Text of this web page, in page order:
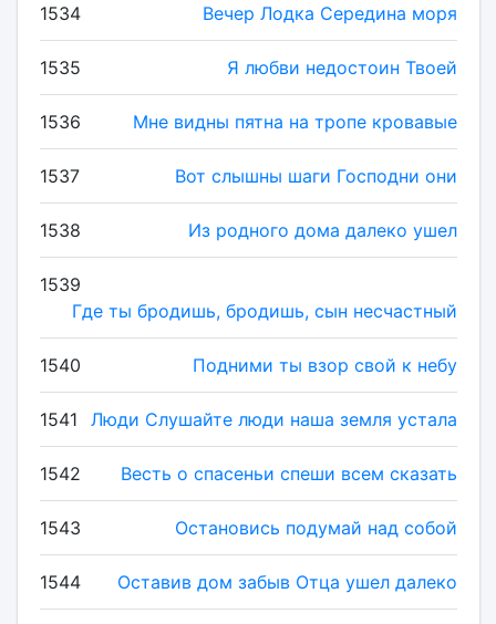
1534 Вечер Лодка Середина моря
1535 Я любви недостоин Твоей
1536 Мне видны пятна на тропе кровавые
1537 Вот слышны шаги Господни они
1538 Из родного дома далеко ушел
1539
Где ты бродишь, бродишь, сын несчастный
1540 Подними ты взор свой к небу
1541 Люди Слушайте люди наша земля устала
1542 Весть о спасеньи спеши всем сказать
1543 Остановись подумай над собой
1544 Оставив дом забыв Отца ушел далеко